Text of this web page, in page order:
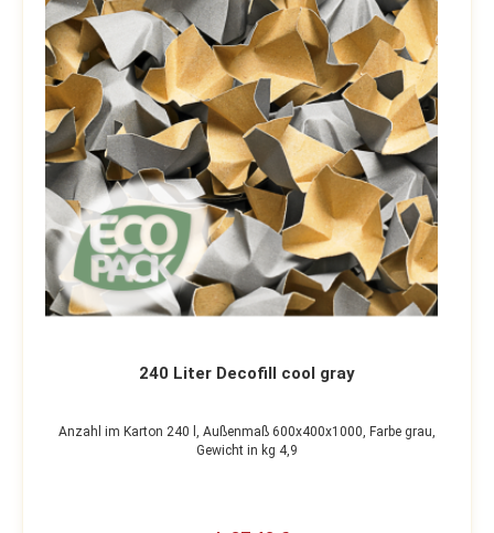
240 Liter Decofill cool gray
Anzahl im Karton 240 l, Außenmaß 600x400x1000, Farbe grau,
Gewicht in kg 4,9